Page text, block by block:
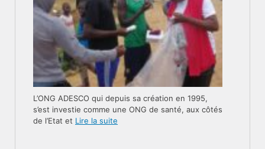
L’ONG ADESCO qui depuis sa création en 1995,
s’est investie comme une ONG de santé, aux côtés
de l’Etat et Lire la suite